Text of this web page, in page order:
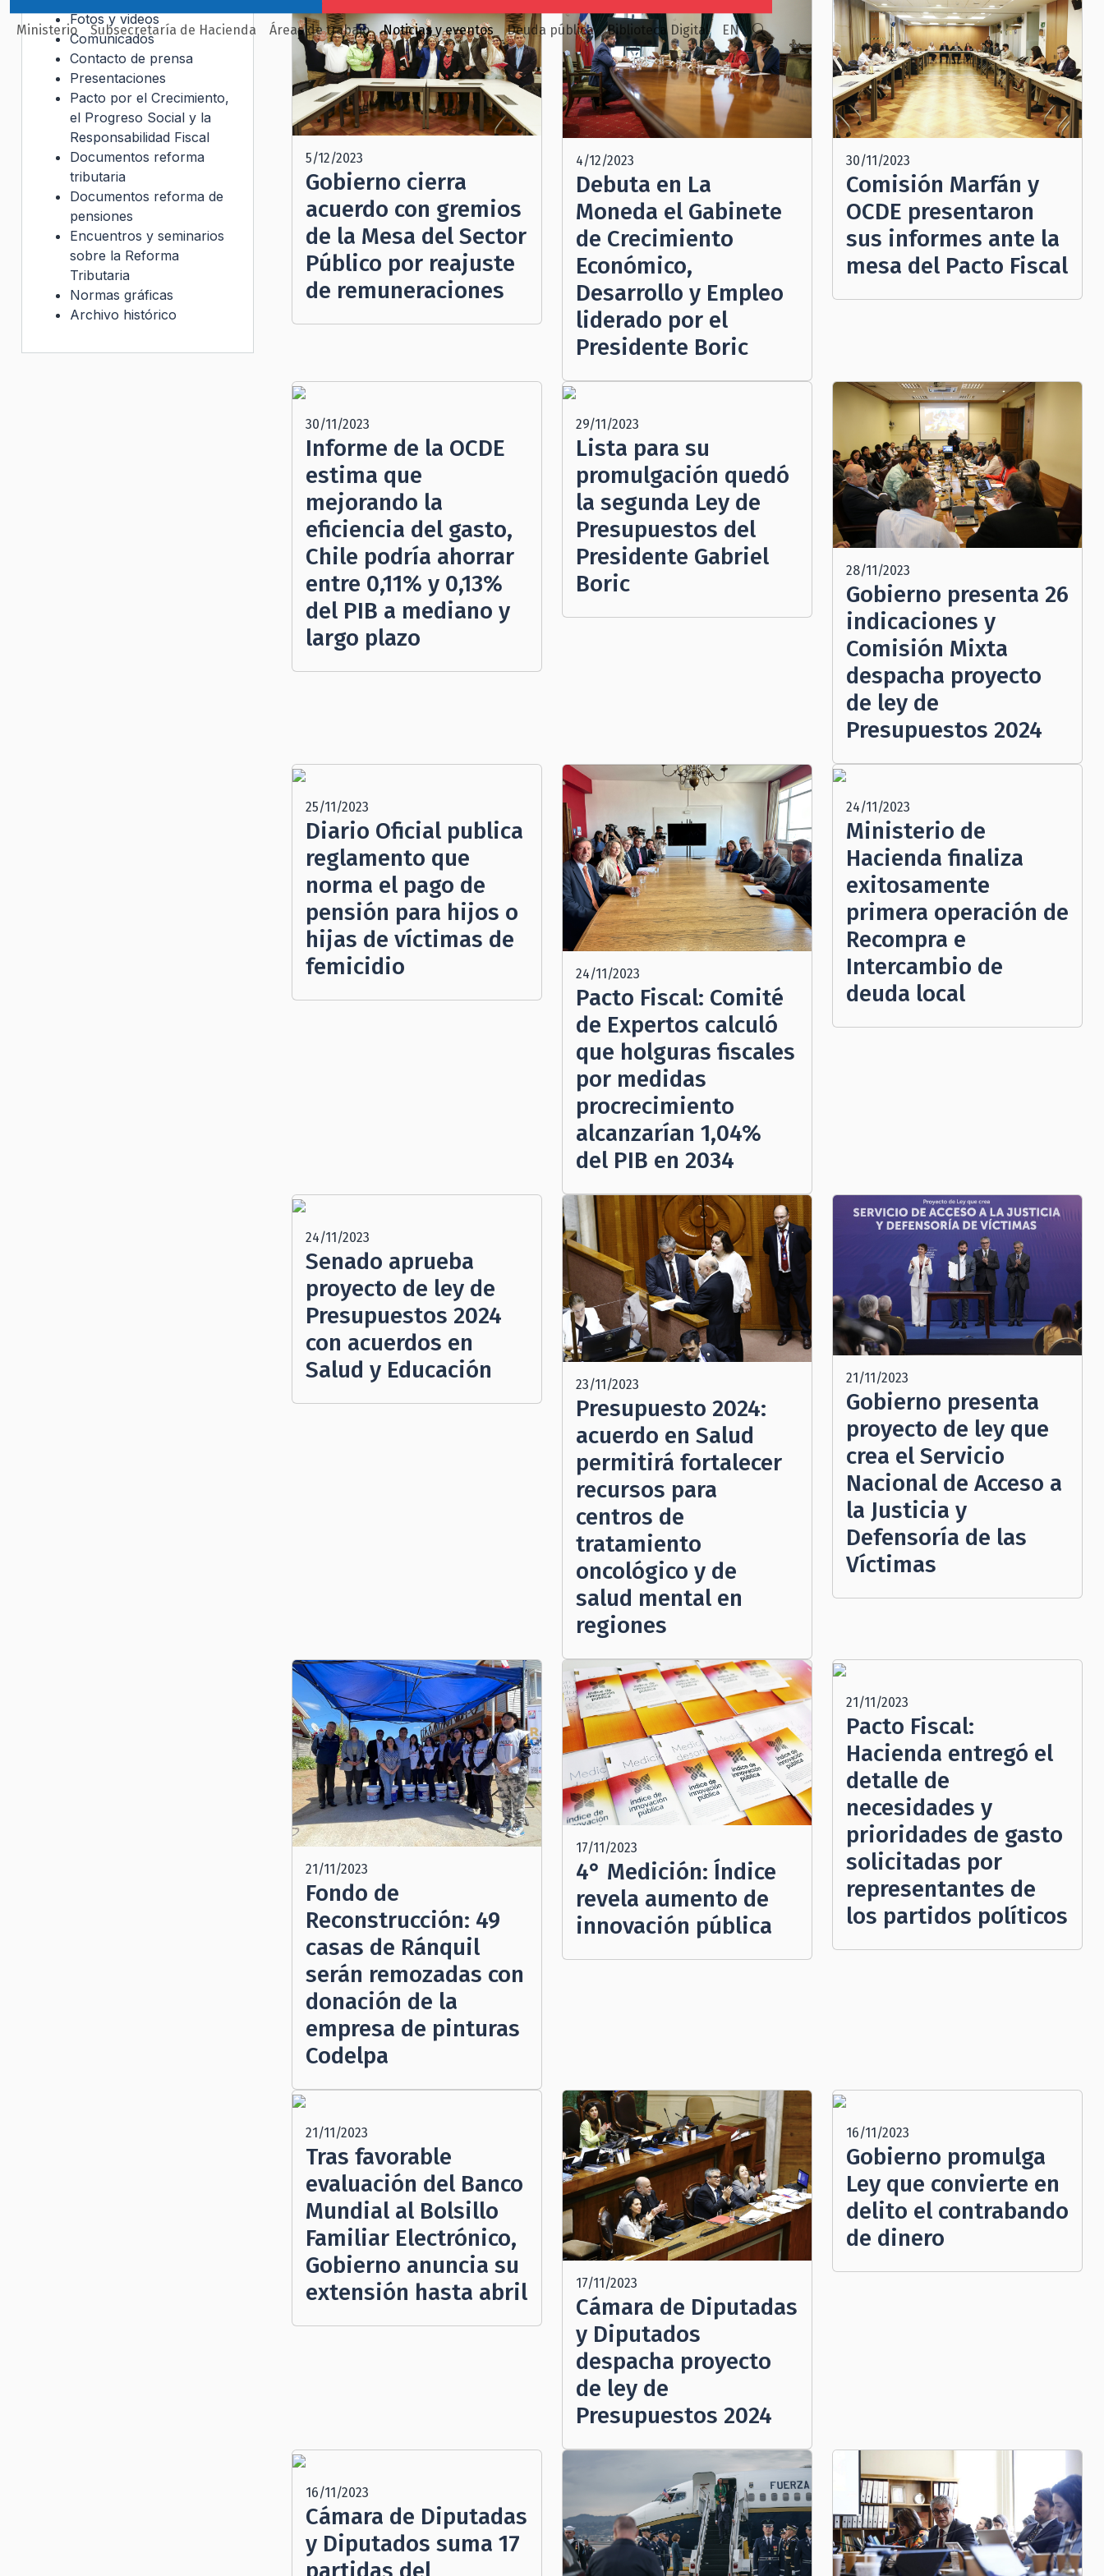
Ministerio Subsecretaría de Hacienda Áreas de trabajo Noticias y eventos Deuda pública Biblioteca Digital EN
5/12/2023
Gobierno cierra
acuerdo con gremios
de la Mesa del Sector
Público por reajuste
de remuneraciones
4/12/2023
Debuta en La
Moneda el Gabinete
de Crecimiento
Económico,
Desarrollo y Empleo
liderado por el
Presidente Boric
30/11/2023
Comisión Marfán y
OCDE presentaron
sus informes ante la
mesa del Pacto Fiscal
30/11/2023
Informe de la OCDE
estima que
mejorando la
eficiencia del gasto,
Chile podría ahorrar
entre 0,11% y 0,13%
del PIB a mediano y
largo plazo
29/11/2023
Lista para su
promulgación quedó
la segunda Ley de
Presupuestos del
Presidente Gabriel
Boric
28/11/2023
Gobierno presenta 26
indicaciones y
Comisión Mixta
despacha proyecto
de ley de
Presupuestos 2024
25/11/2023
Diario Oficial publica
reglamento que
norma el pago de
pensión para hijos o
hijas de víctimas de
femicidio
24/11/2023
Pacto Fiscal: Comité
de Expertos calculó
que holguras fiscales
por medidas
procrecimiento
alcanzarían 1,04%
del PIB en 2034
24/11/2023
Ministerio de
Hacienda finaliza
exitosamente
primera operación de
Recompra e
Intercambio de
deuda local
24/11/2023
Senado aprueba
proyecto de ley de
Presupuestos 2024
con acuerdos en
Salud y Educación
23/11/2023
Presupuesto 2024:
acuerdo en Salud
permitirá fortalecer
recursos para
centros de
tratamiento
oncológico y de
salud mental en
regiones
21/11/2023
Gobierno presenta
proyecto de ley que
crea el Servicio
Nacional de Acceso a
la Justicia y
Defensoría de las
Víctimas
21/11/2023
Fondo de
Reconstrucción: 49
casas de Ránquil
serán remozadas con
donación de la
empresa de pinturas
Codelpa
17/11/2023
4° Medición: Índice
revela aumento de
innovación pública
21/11/2023
Pacto Fiscal:
Hacienda entregó el
detalle de
necesidades y
prioridades de gasto
solicitadas por
representantes de
los partidos políticos
21/11/2023
Tras favorable
evaluación del Banco
Mundial al Bolsillo
Familiar Electrónico,
Gobierno anuncia su
extensión hasta abril
17/11/2023
Cámara de Diputadas
y Diputados
despacha proyecto
de ley de
Presupuestos 2024
16/11/2023
Gobierno promulga
Ley que convierte en
delito el contrabando
de dinero
16/11/2023
Cámara de Diputadas
y Diputados suma 17
Fotos y videos
Comunicados
Contacto de prensa
Presentaciones
Pacto por el Crecimiento,
el Progreso Social y la
Responsabilidad Fiscal
Documentos reforma
tributaria
Documentos reforma de
pensiones
Encuentros y seminarios
sobre la Reforma
Tributaria
Normas gráficas
Archivo histórico